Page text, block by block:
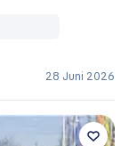
28 Juni 2026